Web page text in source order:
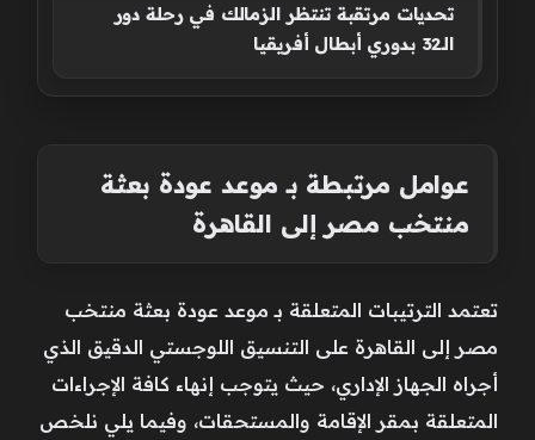
تحديات مرتقبة تنتظر الزمالك في رحلة دور
الـ32 بدوري أبطال أفريقيا
عوامل مرتبطة بـ موعد عودة بعثة
منتخب مصر إلى القاهرة
تعتمد الترتيبات المتعلقة بـ موعد عودة بعثة منتخب
مصر إلى القاهرة على التنسيق اللوجستي الدقيق الذي
أجراه الجهاز الإداري، حيث يتوجب إنهاء كافة الإجراءات
المتعلقة بمقر الإقامة والمستحقات، وفيما يلي نلخص